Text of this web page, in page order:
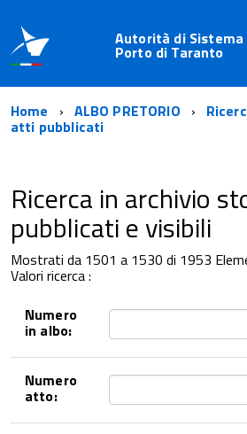
Autorità di
Porto di Taranto
Home ALBO PRETORIO
atti pubblicati
Ricerca in archivio
pubblicati e visibili
Mostrati da 1501 a 1530 di 1953
Valori ricerca :
Numero
in albo:
Numero
atto: